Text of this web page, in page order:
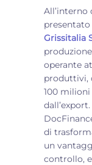
All’interno
Grissitalia
operante
produttivi,
100 milioni
di
un
controllo,